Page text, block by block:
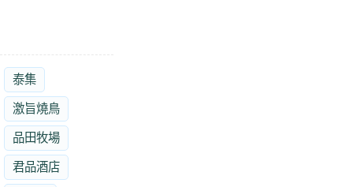
泰集
激旨燒鳥
品田牧場
君品酒店